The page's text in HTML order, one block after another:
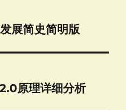
展简史简明版
原理详细分析